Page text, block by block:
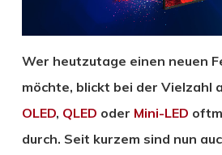
Wer heutzutage einen neuen
möchte, blickt bei der Vielzahl
OLED, QLED oder Mini-LED
durch. Seit kurzem sind nun